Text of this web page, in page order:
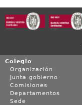
Colegio
Organización
Junta gobierno
Comisiones
Departamentos
Sede